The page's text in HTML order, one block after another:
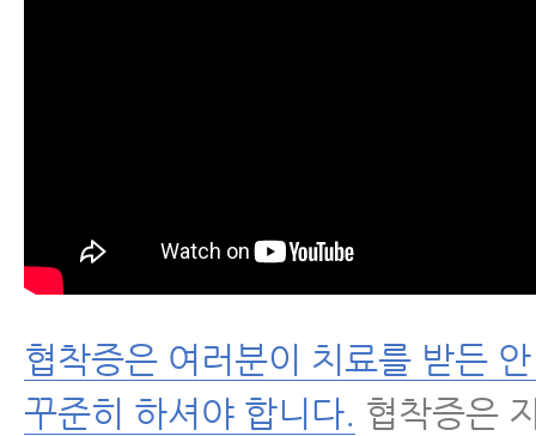
척추운동법
수술 후 통증·재활
협착증은 여러분이 치료를 받든
꾸준히 하셔야 합니다. 협착증은